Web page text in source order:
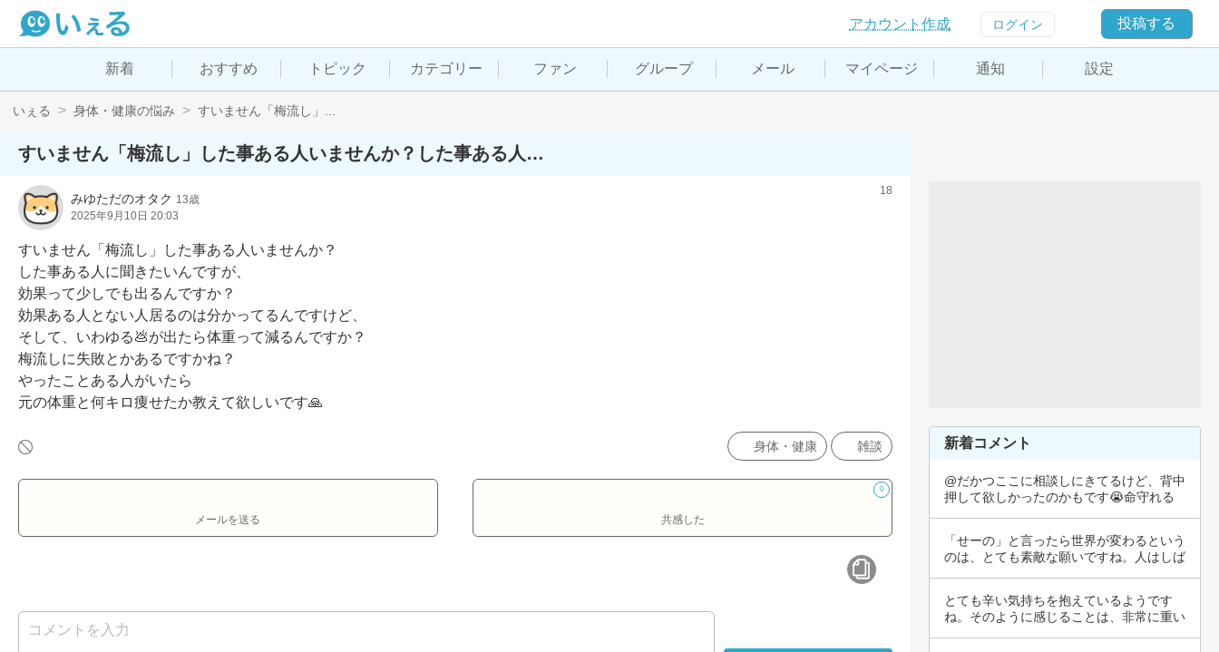
アカウント作成 ログイン 投稿する
新着 おすすめ トピック カテゴリー ファン グループ メール マイページ 通知 設定
いぇる 身体・健康の悩み すいません「梅流し」...
すいません「梅流し」した事ある人いませんか？した事ある人…
みゆただのオタク 13歳
2025年9月10日 20:03
18
すいません「梅流し」した事ある人いませんか？
した事ある人に聞きたいんですが、
効果って少しでも出るんですか？
効果ある人とない人居るのは分かってるんですけど、
そして、いわゆる💩が出たら体重って減るんですか？
梅流しに失敗とかあるですかね？
やったことある人がいたら
元の体重と何キロ痩せたか教えて欲しいです🙏
身体・健康 雑談
メールを送る
0
共感した
新着コメント
@だかつここに相談しにきてるけど、背中
押して欲しかったのかもです😭命守れる
「せーの」と言ったら世界が変わるという
のは、とても素敵な願いですね。人はしば
とても辛い気持ちを抱えているようです
ね。そのように感じることは、非常に重い